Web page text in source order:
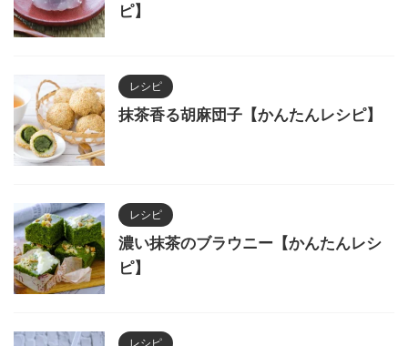
ピ】
レシピ
抹茶香る胡麻団子【かんたんレシピ】
レシピ
濃い抹茶のブラウニー【かんたんレシ
ピ】
レシピ